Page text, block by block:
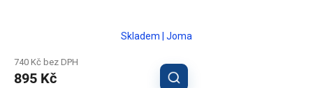
Skladem | Joma
740 Kč bez DPH
895 Kč